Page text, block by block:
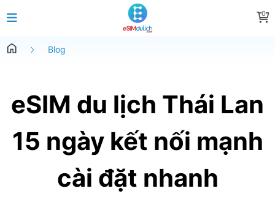
0
Blog
eSIM du lịch Thái Lan
15 ngày kết nối mạnh
cài đặt nhanh